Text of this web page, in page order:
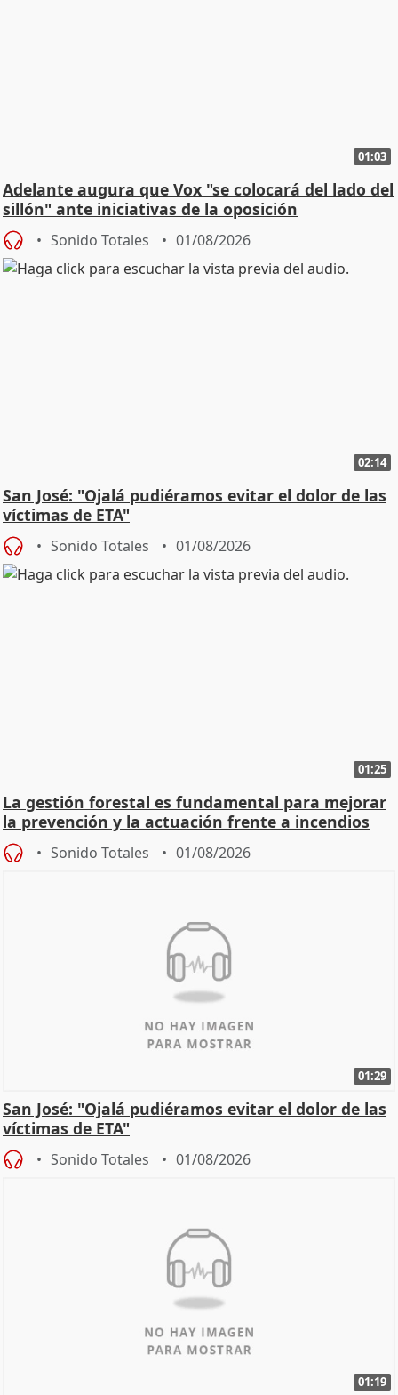
01:03
Adelante augura que Vox "se colocará del lado del
sillón" ante iniciativas de la oposición
Sonido Totales 01/08/2026
02:14
San José: "Ojalá pudiéramos evitar el dolor de las
víctimas de ETA"
Sonido Totales 01/08/2026
01:25
La gestión forestal es fundamental para mejorar
la prevención y la actuación frente a incendios
Sonido Totales 01/08/2026
01:29
San José: "Ojalá pudiéramos evitar el dolor de las
víctimas de ETA"
Sonido Totales 01/08/2026
01:19